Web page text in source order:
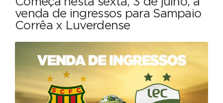
venda de ingressos para Sampaio
Corrêa x Luverdense